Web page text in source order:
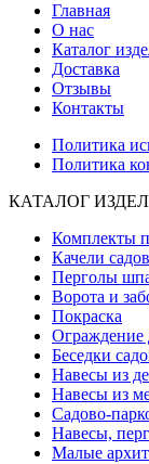
Главная
О нас
Каталог
Доставка
Отзывы
Контакты
Политика
Политика
КАТАЛОГ
Комплекты
Качели
Перголы
Ворота и
Покраска
Ограждение
Беседки
Навесы из
Навесы из
Садово-
Навесы,
Малые